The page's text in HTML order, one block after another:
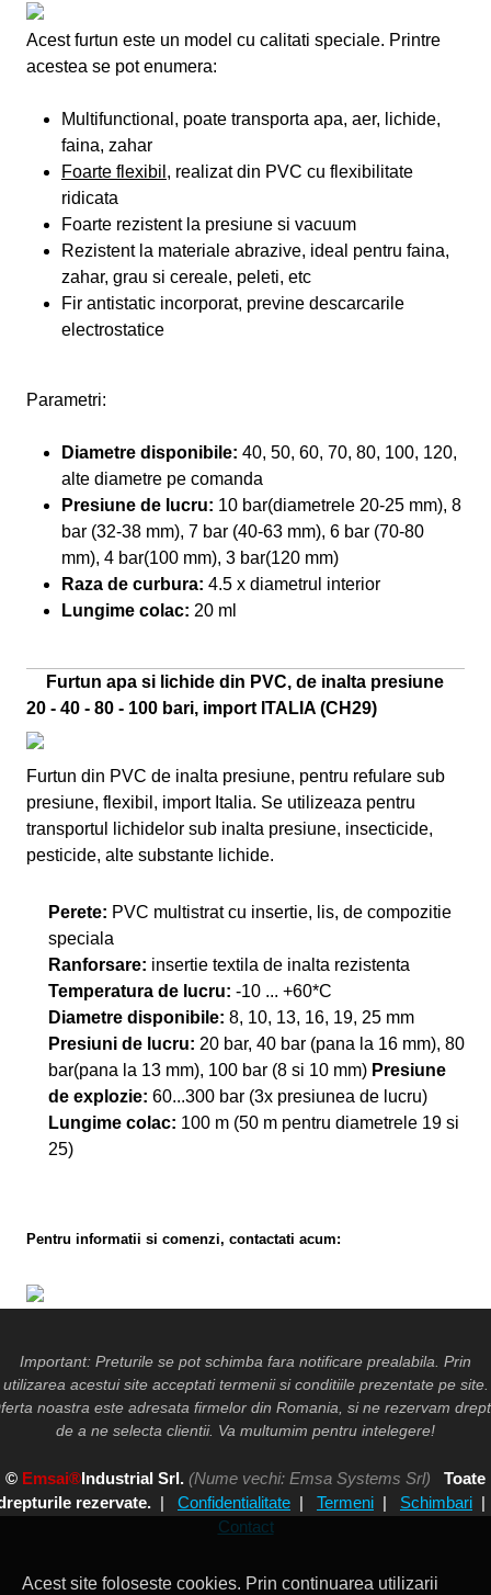
Acest site foloseste cookies. Prin continuarea utilizarii
Acest furtun este un model cu calitati speciale. Printre
acestea se pot enumera:
Multifunctional, poate transporta apa, aer, lichide,
faina, zahar
Foarte flexibil , realizat din PVC cu flexibilitate
ridicata
Foarte rezistent la presiune si vacuum
Rezistent la materiale abrazive, ideal pentru faina,
zahar, grau si cereale, peleti, etc
Fir antistatic incorporat, previne descarcarile
electrostatice
Parametri:
Diametre disponibile: 40, 50, 60, 70, 80, 100, 120,
alte diametre pe comanda
Presiune de lucru: 10 bar(diametrele 20-25 mm), 8
bar (32-38 mm), 7 bar (40-63 mm), 6 bar (70-80
mm), 4 bar(100 mm), 3 bar(120 mm)
Raza de curbura: 4.5 x diametrul interior
Lungime colac: 20 ml
Furtun apa si lichide din PVC, de inalta presiune
20 - 40 - 80 - 100 bari, import ITALIA (CH29)
Furtun din PVC de inalta presiune, pentru refulare sub
presiune, flexibil, import Italia. Se utilizeaza pentru
transportul lichidelor sub inalta presiune, insecticide,
pesticide, alte substante lichide.
Perete: PVC multistrat cu insertie, lis, de compozitie
speciala
Ranforsare: insertie textila de inalta rezistenta
Temperatura de lucru: -10 ... +60*C
Diametre disponibile: 8, 10, 13, 16, 19, 25 mm
Presiuni de lucru: 20 bar, 40 bar (pana la 16 mm), 80
bar(pana la 13 mm), 100 bar (8 si 10 mm) Presiune
de explozie: 60...300 bar (3x presiunea de lucru)
Lungime colac: 100 m (50 m pentru diametrele 19 si
25)
Pentru informatii si comenzi, contactati acum:
Important: Preturile se pot schimba fara notificare prealabila. Prin
utilizarea acestui site acceptati termenii si conditiile prezentate pe site.
noastra este adresata firmelor din Romania, si ne rezervam
de a ne selecta clientii. Va multumim pentru intelegere!
© Emsai®Industrial Srl. (Nume vechi: Emsa Systems Srl)
Toate
rezervate. | Confidentialitate | Termeni | Schimbari
Contact